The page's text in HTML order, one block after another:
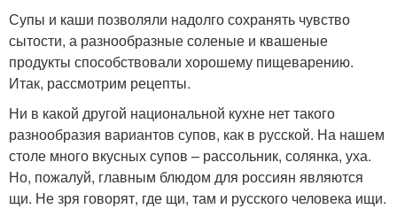
Супы и каши позволяли надолго сохранять чувство
сытости, а разнообразные соленые и квашеные
продукты способствовали хорошему пищеварению.
Итак, рассмотрим рецепты.
Ни в какой другой национальной кухне нет такого
разнообразия вариантов супов, как в русской. На нашем
столе много вкусных супов – рассольник, солянка, уха.
Но, пожалуй, главным блюдом для россиян являются
щи. Не зря говорят, где щи, там и русского человека ищи.